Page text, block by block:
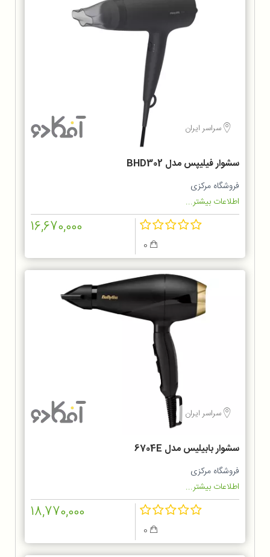
سراسر ایران
سشوار فیلیپس مدل BHD302
فروشگاه مرکزی
اطلاعات بیشتر...
16,670,000
سراسر ایران
سشوار بابیلیس مدل 6704E
فروشگاه مرکزی
اطلاعات بیشتر...
18,770,000